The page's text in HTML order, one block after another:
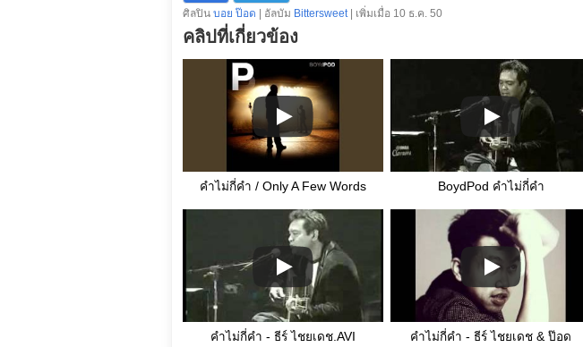
ศิลปิน บอย ป๊อด | อัลบัม Bittersweet | เพิ่มเมื่อ 10 ธ.ค. 50
คลิปที่เกี่ยวข้อง
คำไม่กี่คำ / Only A Few Words BoydPod คำไม่กี่คำ
คำไม่กี่คำ - ธีร์ ไชยเดช.AVI คำไม่กี่คำ - ธีร์ ไชยเดช & ป๊อด